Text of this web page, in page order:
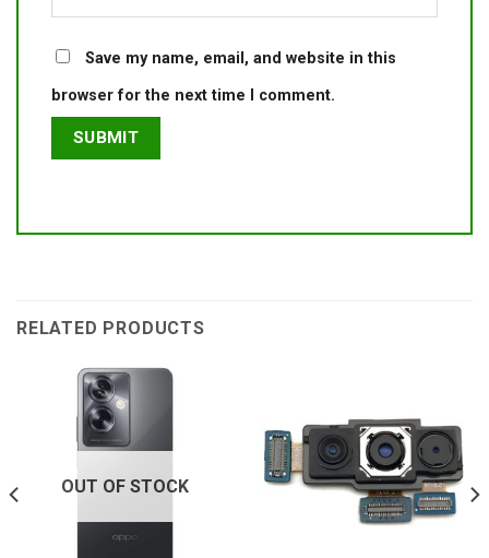
Save my name, email, and website in this
browser for the next time I comment.
RELATED PRODUCTS
OUT OF STOCK